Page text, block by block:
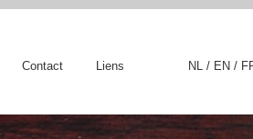
Contact Liens NL / EN /